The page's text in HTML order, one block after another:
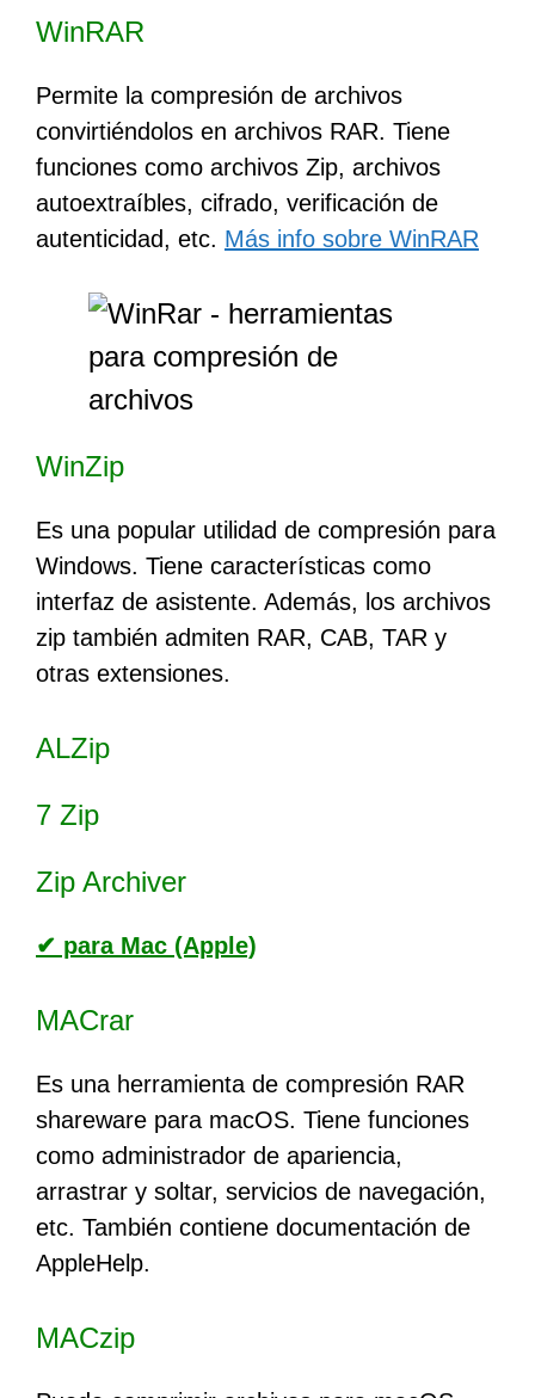
WinRAR
Permite la compresión de archivos
convirtiéndolos en archivos RAR. Tiene
funciones como archivos Zip, archivos
autoextraíbles, cifrado, verificación de
autenticidad, etc. Más info sobre WinRAR
WinZip
Es una popular utilidad de compresión para
Windows. Tiene características como
interfaz de asistente. Además, los archivos
zip también admiten RAR, CAB, TAR y
otras extensiones.
ALZip
7 Zip
Zip Archiver
✔ para Mac (Apple)
MACrar
Es una herramienta de compresión RAR
shareware para macOS. Tiene funciones
como administrador de apariencia,
arrastrar y soltar, servicios de navegación,
etc. También contiene documentación de
AppleHelp.
MACzip